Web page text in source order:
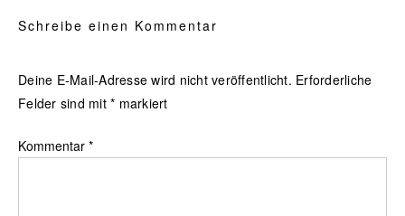
Schreibe einen Kommentar
Deine E-Mail-Adresse wird nicht veröffentlicht. Erforderliche
Felder sind mit * markiert
Kommentar *